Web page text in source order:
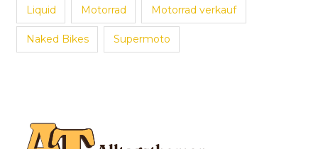
Liquid Motorrad Motorrad verkauf
Naked Bikes Supermoto